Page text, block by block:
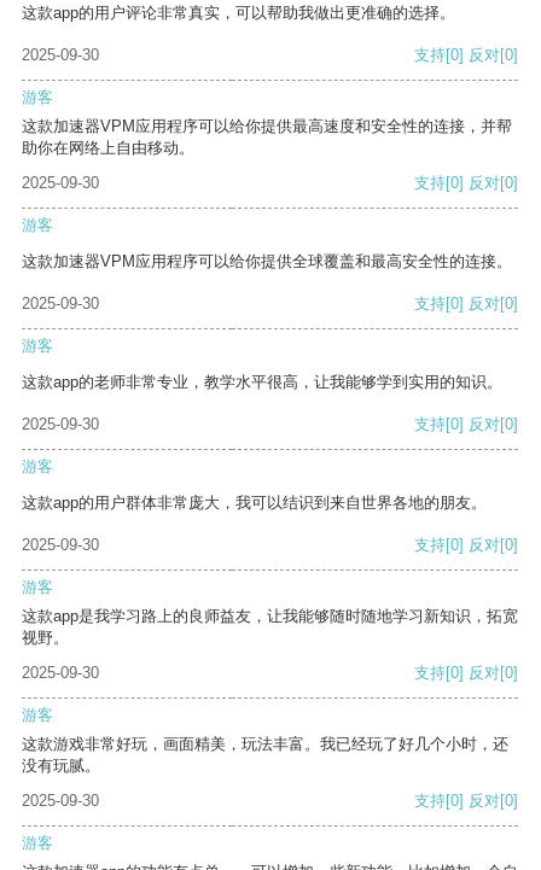
这款app的用户评论非常真实，可以帮助我做出更准确的选择。
2025-09-30 支持[0] 反对[0]
游客
这款加速器VPM应用程序可以给你提供最高速度和安全性的连接，并帮
助你在网络上自由移动。
2025-09-30
支持[0] 反对[0]
游客
这款加速器VPM应用程序可以给你提供全球覆盖和最高安全性的连接。
2025-09-30 支持[0] 反对[0]
游客
这款app的老师非常专业，教学水平很高，让我能够学到实用的知识。
2025-09-30 支持[0] 反对[0]
游客
这款app的用户群体非常庞大，我可以结识到来自世界各地的朋友。
2025-09-30 支持[0] 反对[0]
游客
这款app是我学习路上的良师益友，让我能够随时随地学习新知识，拓宽
视野。
2025-09-30
支持[0] 反对[0]
游客
这款游戏非常好玩，画面精美，玩法丰富。我已经玩了好几个小时，还
没有玩腻。
2025-09-30
支持[0] 反对[0]
游客